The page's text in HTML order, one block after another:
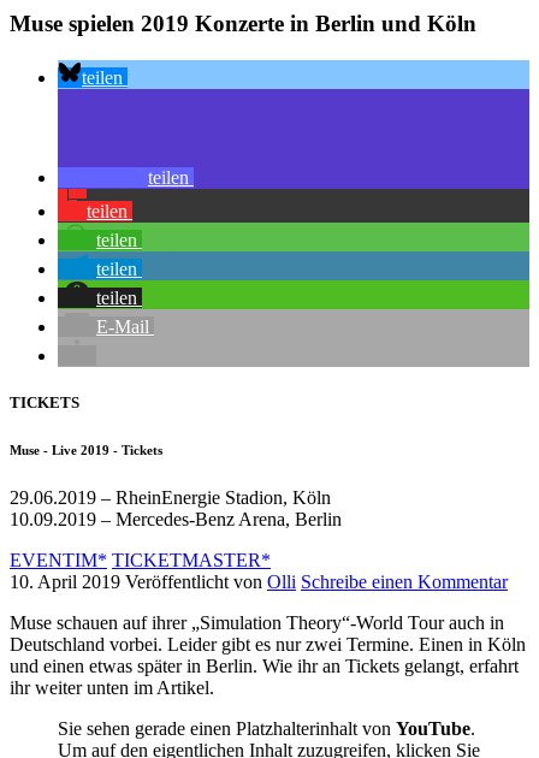
Muse spielen 2019 Konzerte in Berlin und Köln
teilen
teilen
teilen
teilen
teilen
teilen
E-Mail
TICKETS
Muse - Live 2019 - Tickets
29.06.2019 – RheinEnergie Stadion, Köln
10.09.2019 – Mercedes-Benz Arena, Berlin
EVENTIM* TICKETMASTER*
10. April 2019 Veröffentlicht von Olli Schreibe einen Kommentar
Muse schauen auf ihrer „Simulation Theory“-World Tour auch in
Deutschland vorbei. Leider gibt es nur zwei Termine. Einen in Köln
und einen etwas später in Berlin. Wie ihr an Tickets gelangt, erfahrt
ihr weiter unten im Artikel.
Sie sehen gerade einen Platzhalterinhalt von YouTube.
Um auf den eigentlichen Inhalt zuzugreifen, klicken Sie